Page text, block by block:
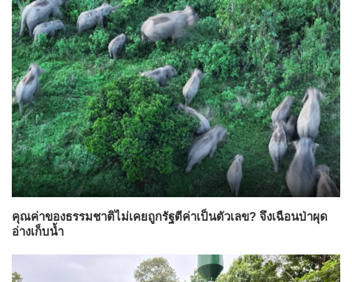
คุณค่าของธรรมชาติไม่เคยถูกรัฐตีค่าเป็นตัวเลข? จึงเฉือนป่าผุด
อ่างเก็บน้ำ